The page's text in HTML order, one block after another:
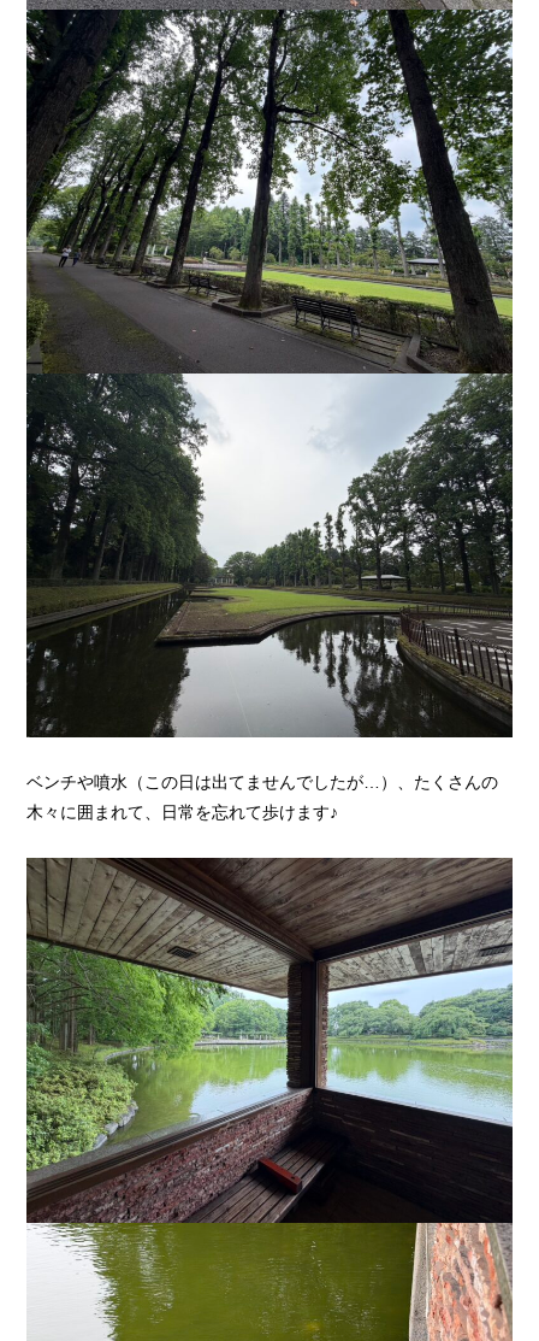
ベンチや噴水（この日は出てませんでしたが…）、たくさんの
木々に囲まれて、日常を忘れて歩けます♪